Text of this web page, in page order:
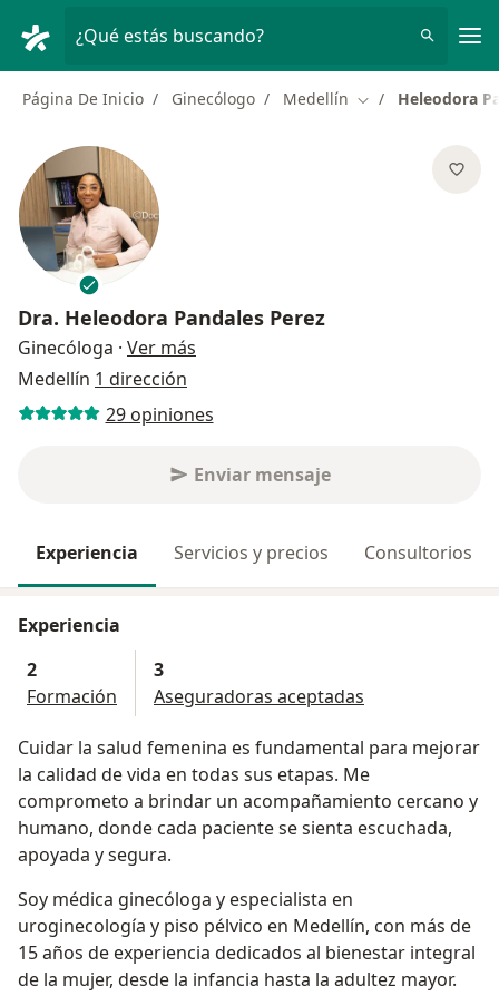
¿Qué estás buscando?
Página De Inicio Ginecólogo Medellín Cambiar de ciudad
Heleodora
Dra. Heleodora Pandales Perez
Ginecóloga · Ver más
Medellín 1 dirección
29 opiniones
Enviar mensaje
Experiencia Servicios y precios Consultorios
Experiencia
2
Formación
3
Aseguradoras aceptadas
Cuidar la salud femenina es fundamental para mejorar
la calidad de vida en todas sus etapas. Me
comprometo a brindar un acompañamiento cercano y
humano, donde cada paciente se sienta escuchada,
apoyada y segura.
Soy médica ginecóloga y especialista en
uroginecología y piso pélvico en Medellín, con más de
15 años de experiencia dedicados al bienestar integral
de la mujer, desde la infancia hasta la adultez mayor.